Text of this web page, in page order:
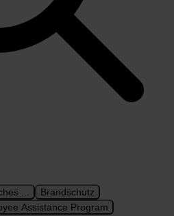
...
Brandschutz
Assistance Program